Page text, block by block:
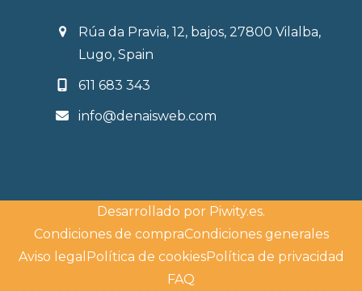
Rúa da Pravia, 12, bajos, 27800 Vilalba,
Lugo, Spain
611 683 343
info@denaisweb.com
Desarrollado por Piwity.es.
Condiciones de compraCondiciones generales
Aviso legal Política de cookiesPolítica de privacidad
FAQ